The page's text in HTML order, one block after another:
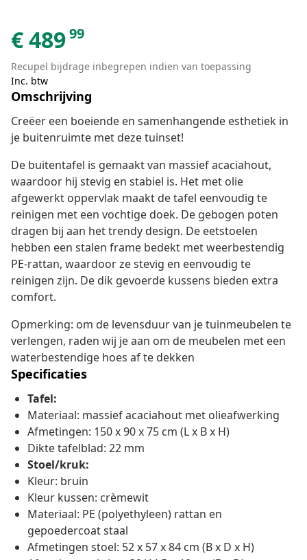
€48999
Recupel bijdrage inbegrepen indien van toepassing
Inc. btw
Omschrijving
Creëer een boeiende en samenhangende esthetiek in
je buitenruimte met deze tuinset!
De buitentafel is gemaakt van massief acaciahout,
waardoor hij stevig en stabiel is. Het met olie
afgewerkt oppervlak maakt de tafel eenvoudig te
reinigen met een vochtige doek. De gebogen poten
dragen bij aan het trendy design. De eetstoelen
hebben een stalen frame bedekt met weerbestendig
PE-rattan, waardoor ze stevig en eenvoudig te
reinigen zijn. De dik gevoerde kussens bieden extra
comfort.
Opmerking: om de levensduur van je tuinmeubelen te
verlengen, raden wij je aan om de meubelen met een
waterbestendige hoes af te dekken
Specificaties
Tafel:
Materiaal: massief acaciahout met olieafwerking
Afmetingen: 150 x 90 x 75 cm (L x B x H)
Dikte tafelblad: 22 mm
Stoel/kruk:
Kleur: bruin
Kleur kussen: crèmewit
Materiaal: PE (polyethyleen) rattan en
gepoedercoat staal
Afmetingen stoel: 52 x 57 x 84 cm (B x D x H)